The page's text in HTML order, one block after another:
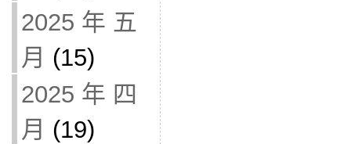
2025 年 五
月 (15)
2025 年 四
月 (19)